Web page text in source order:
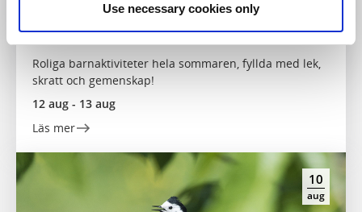
Use necessary cookies only
TAGGA LOV (Dotorp)
Roliga barnaktiviteter hela sommaren, fyllda med lek,
skratt och gemenskap!
12 aug - 13 aug
Läs mer
10
aug